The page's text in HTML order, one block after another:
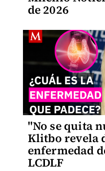
de 2026
"No se quita
Klitbo revela
enfermedad
LCDLF